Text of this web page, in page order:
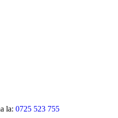
la: 0725 523 755